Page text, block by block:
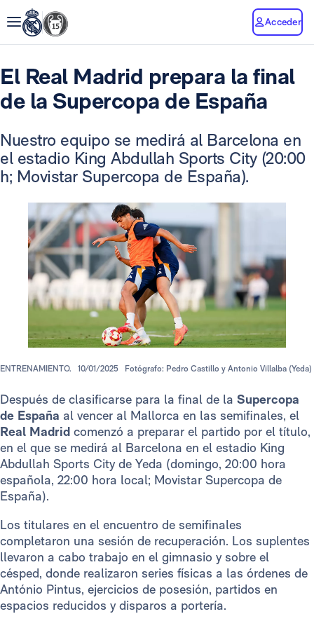
Acceder
El Real Madrid prepara la final
de la Supercopa de España
Nuestro equipo se medirá al Barcelona en
el estadio King Abdullah Sports City (20:00
h; Movistar Supercopa de España).
ENTRENAMIENTO. 10/01/2025 Fotógrafo: Pedro Castillo y Antonio Villalba (Yeda)
Después de clasificarse para la final de la Supercopa
de España al vencer al Mallorca en las semifinales, el
Real Madrid comenzó a preparar el partido por el título,
en el que se medirá al Barcelona en el estadio King
Abdullah Sports City de Yeda (domingo, 20:00 hora
española, 22:00 hora local; Movistar Supercopa de
España).
Los titulares en el encuentro de semifinales
completaron una sesión de recuperación. Los suplentes
llevaron a cabo trabajo en el gimnasio y sobre el
césped, donde realizaron series físicas a las órdenes de
António Pintus, ejercicios de posesión, partidos en
espacios reducidos y disparos a portería.